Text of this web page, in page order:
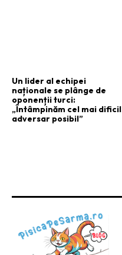
Un lider al echipei
naționale se plânge de
oponenții turci:
„Întâmpinăm cel mai dificil
adversar posibil”